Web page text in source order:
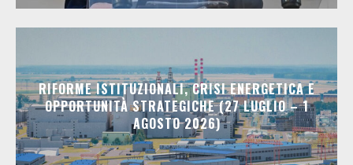
RIFORME ISTITUZIONALI, CRISI ENERGETICA E
OPPORTUNITÀ STRATEGICHE (27 LUGLIO – 1
AGOSTO 2026)